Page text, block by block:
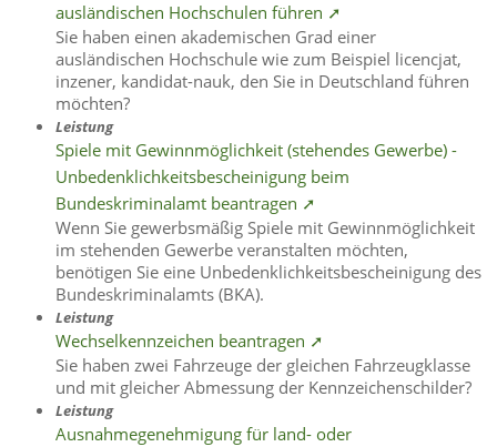
ausländischen Hochschulen führen ➚
Sie haben einen akademischen Grad einer
ausländischen Hochschule wie zum Beispiel licencjat,
inzener, kandidat-nauk, den Sie in Deutschland führen
möchten?
Leistung
Spiele mit Gewinnmöglichkeit (stehendes Gewerbe) -
Unbedenklichkeitsbescheinigung beim
Bundeskriminalamt beantragen ➚
Wenn Sie gewerbsmäßig Spiele mit Gewinnmöglichkeit
im stehenden Gewerbe veranstalten möchten,
benötigen Sie eine Unbedenklichkeitsbescheinigung des
Bundeskriminalamts (BKA).
Leistung
Wechselkennzeichen beantragen ➚
Sie haben zwei Fahrzeuge der gleichen Fahrzeugklasse
und mit gleicher Abmessung der Kennzeichenschilder?
Leistung
Ausnahmegenehmigung für land- oder